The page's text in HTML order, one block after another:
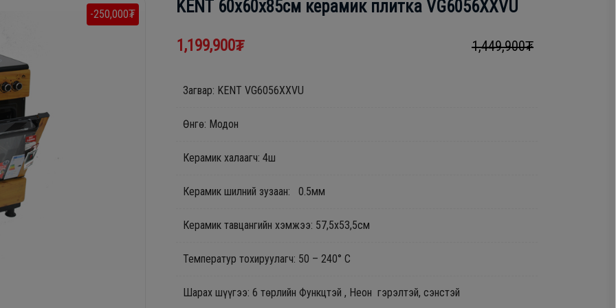
-250,000₮ KENT 60х60x85см керамик плитка VG6056XXVU
1,199,900₮ 1,449,900₮
Загвар: KENT VG6056XXVU
Өнгө: Модон
Керамик халаагч: 4ш
Керамик шилний зузаан: 0.5мм
Керамик тавцангийн хэмжээ: 57,5x53,5см
Температур тохируулагч: 50 – 240° C
Шарах шүүгээ: 6 төрлийн Функцтэй , Неон гэрэлтэй, сэнстэй